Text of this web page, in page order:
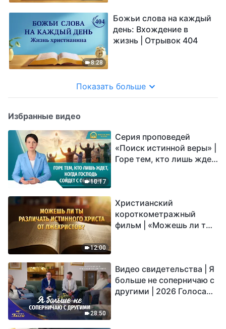
8:28
Божьи слова на каждый
день: Вхождение в
жизнь | Отрывок 404
Показать больше
Избранные видео
10:17
Серия проповедей
«Поиск истинной веры» |
Горе тем, кто лишь ждет,
12:00
Христианский
короткометражный
фильм | «Можешь ли ты
28:50
Видео свидетельства | Я
больше не соперничаю с
другими | 2026 Голоса